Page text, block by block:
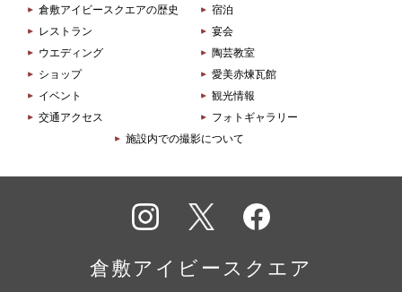
倉敷アイビースクエアの歴史
宿泊
レストラン
宴会
ウエディング
陶芸教室
ショップ
愛美赤煉瓦館
イベント
観光情報
交通アクセス
フォトギャラリー
施設内での撮影について
タグラ
ム
スブッ
ク
倉敷アイビースクエア